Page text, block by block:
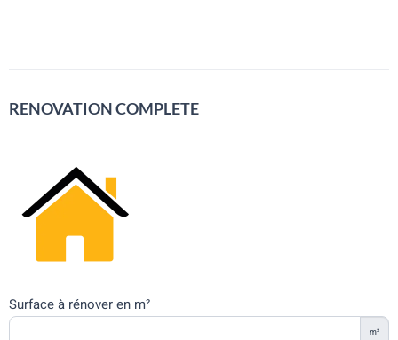
RENOVATION COMPLETE
Surface à rénover en m²
m²